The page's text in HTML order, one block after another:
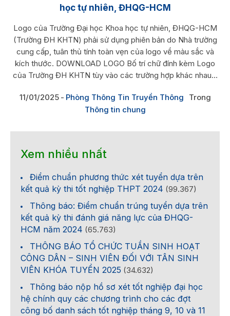
học tự nhiên, ĐHQG-HCM
Logo của Trường Đại học Khoa học tự nhiên, ĐHQG-HCM
(Trường ĐH KHTN) phải sử dụng phiên bản do Nhà trường
cung cấp, tuân thủ tính toàn vẹn của logo về màu sắc và
kích thước. DOWNLOAD LOGO Bố trí chữ đính kèm Logo
của Trường ĐH KHTN tùy vào các trường hợp khác nhau...
11/01/2025 Phòng Thông Tin Truyền Thông
Trong
Thông tin chung
Xem nhiều nhất
Điểm chuẩn phương thức xét tuyển dựa trên
kết quả kỳ thi tốt nghiệp THPT 2024 (99.367)
Thông báo: Điểm chuẩn trúng tuyển dựa trên
kết quả kỳ thi đánh giá năng lực của ĐHQG-
HCM năm 2024 (65.763)
THÔNG BÁO TỔ CHỨC TUẦN SINH HOẠT
CÔNG DÂN – SINH VIÊN ĐỐI VỚI TÂN SINH
VIÊN KHÓA TUYỂN 2025 (34.632)
Thông báo nộp hồ sơ xét tốt nghiệp đại học
hệ chính quy các chương trình cho các đợt
công bố danh sách tốt nghiệp tháng 9, 10 và 11